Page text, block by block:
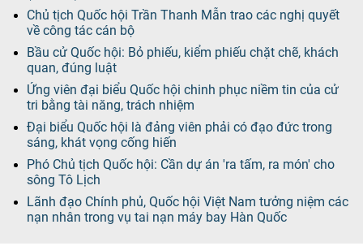
Chủ tịch Quốc hội Trần Thanh Mẫn trao các nghị quyết
về công tác cán bộ
Bầu cử Quốc hội: Bỏ phiếu, kiểm phiếu chặt chẽ, khách
quan, đúng luật
Ứng viên đại biểu Quốc hội chinh phục niềm tin của cử
tri bằng tài năng, trách nhiệm
Đại biểu Quốc hội là đảng viên phải có đạo đức trong
sáng, khát vọng cống hiến
Phó Chủ tịch Quốc hội: Cần dự án 'ra tấm, ra món' cho
sông Tô Lịch
Lãnh đạo Chính phủ, Quốc hội Việt Nam tưởng niệm các
nạn nhân trong vụ tai nạn máy bay Hàn Quốc